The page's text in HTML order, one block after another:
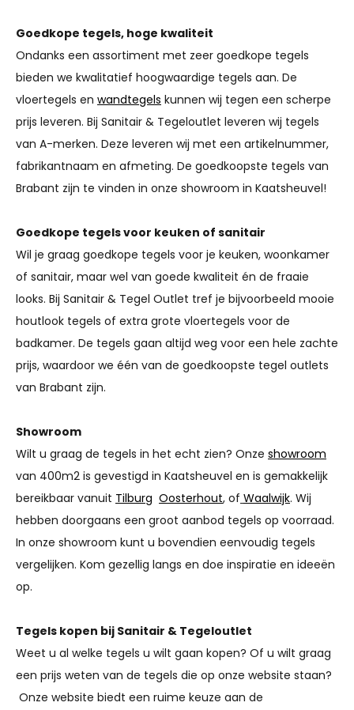
Goedkope tegels, hoge kwaliteit
Ondanks een assortiment met zeer goedkope tegels
bieden we kwalitatief hoogwaardige tegels aan. De
vloertegels en wandtegels kunnen wij tegen een scherpe
prijs leveren. Bij Sanitair & Tegeloutlet leveren wij tegels
van A-merken. Deze leveren wij met een artikelnummer,
fabrikantnaam en afmeting. De goedkoopste tegels van
Brabant zijn te vinden in onze showroom in Kaatsheuvel!
Goedkope tegels voor keuken of sanitair
Wil je graag goedkope tegels voor je keuken, woonkamer
of sanitair, maar wel van goede kwaliteit én de fraaie
looks. Bij Sanitair & Tegel Outlet tref je bijvoorbeeld mooie
houtlook tegels of extra grote vloertegels voor de
badkamer. De tegels gaan altijd weg voor een hele zachte
prijs, waardoor we één van de goedkoopste tegel outlets
van Brabant zijn.
Showroom
Wilt u graag de tegels in het echt zien? Onze showroom
van 400m2 is gevestigd in Kaatsheuvel en is gemakkelijk
bereikbaar vanuit Tilburg Oosterhout, of Waalwijk. Wij
hebben doorgaans een groot aanbod tegels op voorraad.
In onze showroom kunt u bovendien eenvoudig tegels
vergelijken. Kom gezellig langs en doe inspiratie en ideeën
op.
Tegels kopen bij Sanitair & Tegeloutlet
Weet u al welke tegels u wilt gaan kopen? Of u wilt graag
een prijs weten van de tegels die op onze website staan?
Onze website biedt een ruime keuze aan de